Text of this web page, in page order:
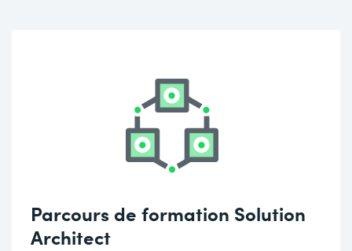
Parcours de formation Solution
Architect